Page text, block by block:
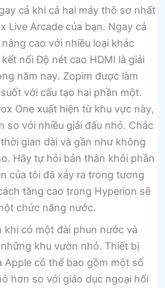
cả khi cả hai máy thô sơ nhất
Live Arcade của bạn. Ngay cả
cao với nhiều loại khác
nối Độ nét cao HDMI là giải
năm nay. Zopim được làm
với cấu tạo hai phần một.
One xuất hiện từ khu vực này,
so với nhiều giải đấu nhỏ. Chắc
gian dài và gần như không
Hãy tự hỏi bản thân khỏi phần
của tôi đã xảy ra trong tương
tăng cao trong Hyperion sẽ
chức năng nước.
khi có một đài phun nước và
khu vườn nhỏ. Thiết bị
có thể bao gồm một số
hơn so với giáo dục ngoại hối